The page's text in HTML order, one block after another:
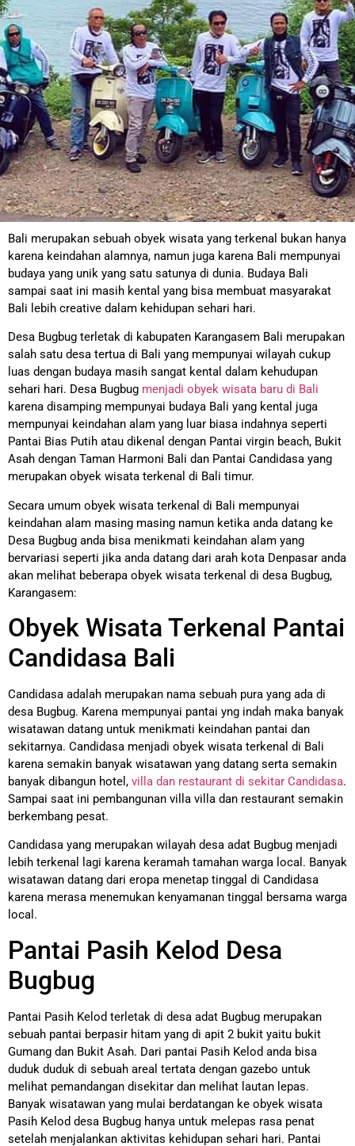
Bali merupakan sebuah obyek wisata yang terkenal bukan hanya
karena keindahan alamnya, namun juga karena Bali mempunyai
budaya yang unik yang satu satunya di dunia. Budaya Bali
sampai saat ini masih kental yang bisa membuat masyarakat
Bali lebih creative dalam kehidupan sehari hari.
Desa Bugbug terletak di kabupaten Karangasem Bali merupakan
salah satu desa tertua di Bali yang mempunyai wilayah cukup
luas dengan budaya masih sangat kental dalam kehudupan
sehari hari. Desa Bugbug menjadi obyek wisata baru di Bali
karena disamping mempunyai budaya Bali yang kental juga
mempunyai keindahan alam yang luar biasa indahnya seperti
Pantai Bias Putih atau dikenal dengan Pantai virgin beach, Bukit
Asah dengan Taman Harmoni Bali dan Pantai Candidasa yang
merupakan obyek wisata terkenal di Bali timur.
Secara umum obyek wisata terkenal di Bali mempunyai
keindahan alam masing masing namun ketika anda datang ke
Desa Bugbug anda bisa menikmati keindahan alam yang
bervariasi seperti jika anda datang dari arah kota Denpasar anda
akan melihat beberapa obyek wisata terkenal di desa Bugbug,
Karangasem:
Obyek Wisata Terkenal Pantai
Candidasa Bali
Candidasa adalah merupakan nama sebuah pura yang ada di
desa Bugbug. Karena mempunyai pantai yng indah maka banyak
wisatawan datang untuk menikmati keindahan pantai dan
sekitarnya. Candidasa menjadi obyek wisata terkenal di Bali
karena semakin banyak wisatawan yang datang serta semakin
banyak dibangun hotel, villa dan restaurant di sekitar Candidasa.
Sampai saat ini pembangunan villa villa dan restaurant semakin
berkembang pesat.
Candidasa yang merupakan wilayah desa adat Bugbug menjadi
lebih terkenal lagi karena keramah tamahan warga local. Banyak
wisatawan datang dari eropa menetap tinggal di Candidasa
karena merasa menemukan kenyamanan tinggal bersama warga
local.
Pantai Pasih Kelod Desa
Bugbug
Pantai Pasih Kelod terletak di desa adat Bugbug merupakan
sebuah pantai berpasir hitam yang di apit 2 bukit yaitu bukit
Gumang dan Bukit Asah. Dari pantai Pasih Kelod anda bisa
duduk duduk di sebuah areal tertata dengan gazebo untuk
melihat pemandangan disekitar dan melihat lautan lepas.
Banyak wisatawan yang mulai berdatangan ke obyek wisata
Pasih Kelod desa Bugbug hanya untuk melepas rasa penat
setelah menjalankan aktivitas kehidupan sehari hari. Pantai